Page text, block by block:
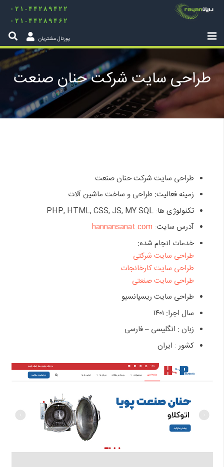
۰۲۱-۴۴۲۸۹۴۲۲
۰۲۱-۴۴۲۸۹۴۶۲
پورتال مشتریان
طراحی سایت شرکت حنان صنعت
طراحی سایت شرکت حنان صنعت
زمینه فعالیت: طراحی و ساخت ماشین آلات
تکنولوژی ها: PHP, HTML, CSS, JS, MY SQL
آدرس سایت: hannansanat.com
خدمات انجام شده:
طراحی سایت شرکتی
طراحی سایت کارخانجات
طراحی سایت صنعتی
طراحی سایت ریسپانسیو
سال اجرا: ۱۴۰۱
زبان : انگلیسی – فارسی
کشور : ایران